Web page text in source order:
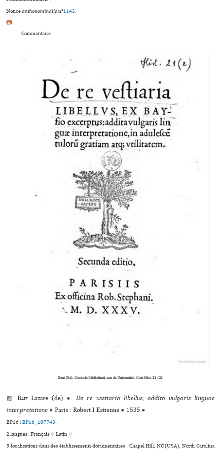
Noticeanthonominalien°1143.
📷
Commentaire
Gent (Be), Centrale Bibliotheek van de Universiteit. Cote Hist. 21 (2).
▨Baïf Lazare (de) ●
De re vestiaria libellus, addita vulgaris linguae
interpretatione ● Paris : Robert I Estienne ● 1535 ●
BP16 :BP16_107743 .
2 langues :Français ♢Latin ♢
5 localisations dans des établissements documentaires : Chapel Hill, NC (USA), North Carolina